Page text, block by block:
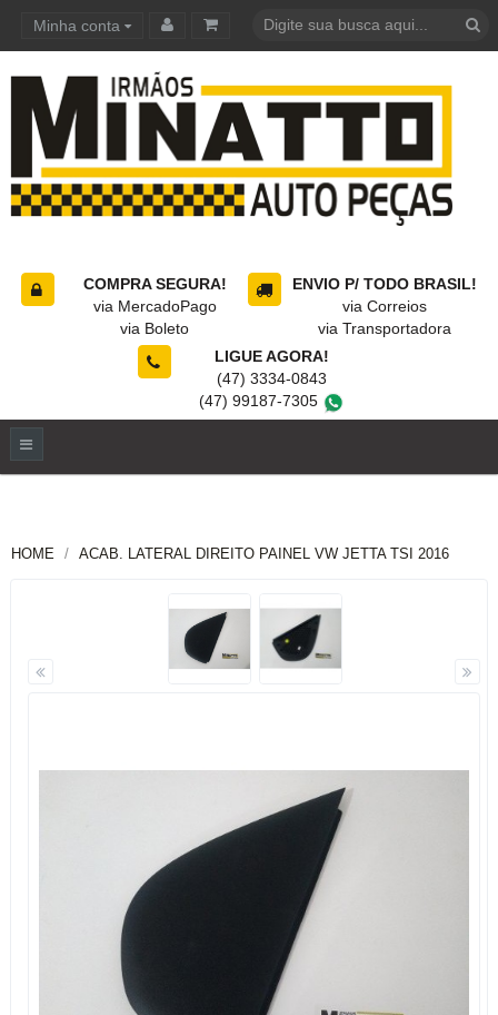
Minha conta
COMPRA SEGURA!
via MercadoPago
via Boleto
ENVIO P/ TODO BRASIL!
via Correios
via Transportadora
LIGUE AGORA!
(47) 3334-0843
(47) 99187-7305
HOME ACAB. LATERAL DIREITO PAINEL VW JETTA TSI 2016